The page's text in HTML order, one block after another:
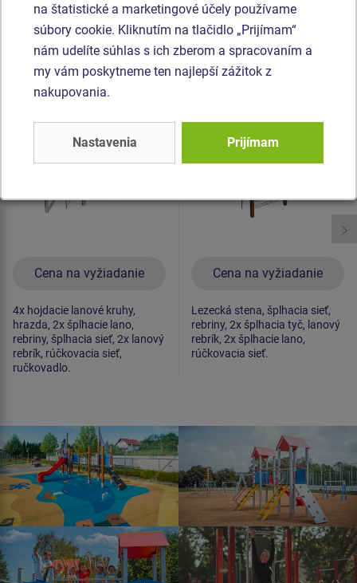
Podobnýtovar
Šplhacia zostava -
celokovová
Cena na vyžiadanie
4x hojdacie lanové kruhy,
hrazda, 2x šplhacie lano,
rebriny, šplhacia sieť, 2x lanový
rebrík, rúčkovacia sieť,
ručkovadlo.
Cena na vyžiadanie
Lezecká stena, šplhacia sieť,
rebriny, 2x šplhacia tyč, lanový
rebrík, 2x šplhacie lano,
rúčkovacia sieť.
na štatistické a marketingové účely používame
súbory cookie. Kliknutím na tlačidlo „Prijímam“
nám udelíte súhlas s ich zberom a spracovaním a
my vám poskytneme ten najlepší zážitok z
nakupovania.
Nastavenia Prijímam